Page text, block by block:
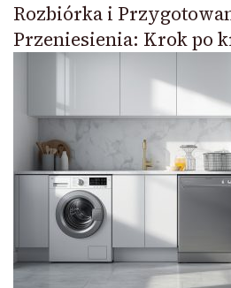
Rozbiórka i
Przeniesienia: Krok po